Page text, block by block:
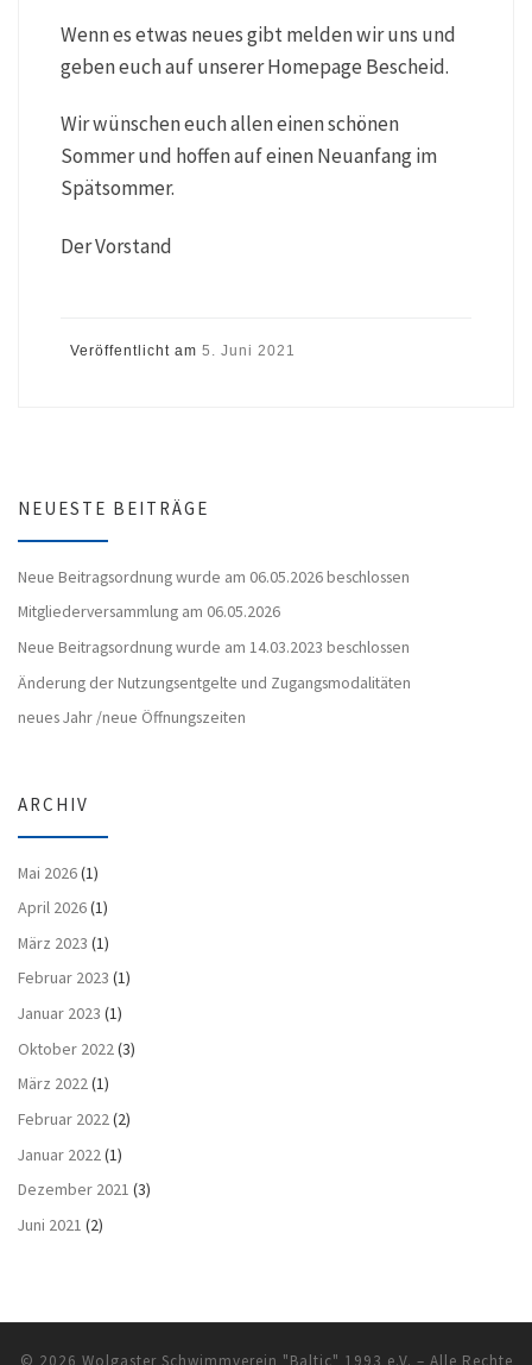
Wenn es etwas neues gibt melden wir uns und
geben euch auf unserer Homepage Bescheid.
Wir wünschen euch allen einen schönen
Sommer und hoffen auf einen Neuanfang im
Spätsommer.
Der Vorstand
Veröffentlicht am5. Juni 2021
NEUESTE BEITRÄGE
Neue Beitragsordnung wurde am 06.05.2026 beschlossen
Mitgliederversammlung am 06.05.2026
Neue Beitragsordnung wurde am 14.03.2023 beschlossen
Änderung der Nutzungsentgelte und Zugangsmodalitäten
neues Jahr /neue Öffnungszeiten
ARCHIV
Mai 2026(1)
April 2026(1)
März 2023 (1)
Februar 2023 (1)
Januar 2023 (1)
Oktober 2022(3)
März 2022(1)
Februar 2022(2)
Januar 2022 (1)
Dezember 2021 (3)
Juni 2021 (2)